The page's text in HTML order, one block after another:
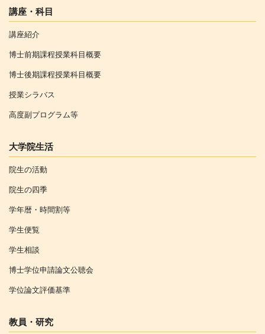
講座・科目
講座紹介
博士前期課程授業科目概要
博士後期課程授業科目概要
授業シラバス
高度副プログラム等
大学院生活
院生の活動
院生の四季
学年暦・時間割等
学生便覧
学生相談
博士学位申請論文公聴会
学位論文評価基準
教員・研究